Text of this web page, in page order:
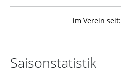
im Verein seit:
Saisonstatistik